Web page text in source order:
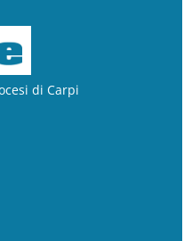
di Carpi